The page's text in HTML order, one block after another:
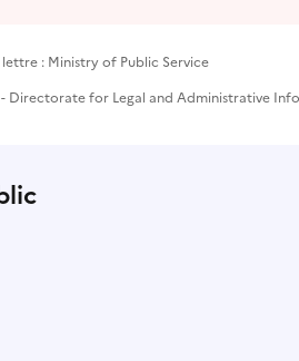
: Ministry of Public Service
Directorate for Legal and Administrative